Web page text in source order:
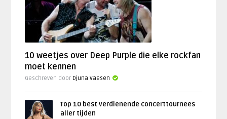
10 weetjes over Deep Purple die elke rockfan
moet kennen
Geschreven door Djuna Vaesen
Top 10 best verdienende concerttournees
aller tijden